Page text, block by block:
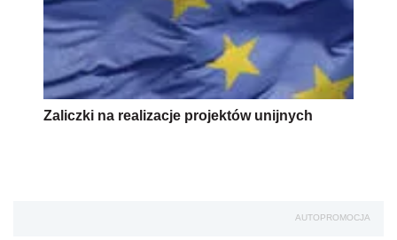
Zaliczki na realizacje projektów unijnych
AUTOPROMOCJA